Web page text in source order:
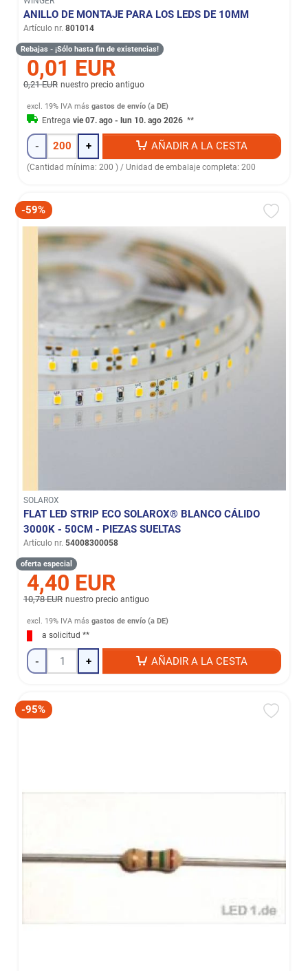
ANILLO DE MONTAJE PARA LOS LEDS DE 10MM
Artículo nr. 801014
Rebajas - ¡Sólo hasta fin de existencias!
0,01 EUR
0,21 EUR nuestro precio antiguo
excl. 19% IVA másgastos de envío (a DE)
Entregavie 07. ago - lun 10. ago 2026 **
- + AÑADIR A LA CESTA
(Cantidad mínima: 200 ) / Unidad de embalaje completa: 200
-59%
SOLAROX
FLAT LED STRIP ECO SOLAROX® BLANCO CÁLIDO
3000K - 50CM - PIEZAS SUELTAS
Artículo nr. 54008300058
oferta especial
4,40 EUR
10,78 EUR nuestro precio antiguo
excl. 19% IVA másgastos de envío (a DE)
a solicitud **
- + AÑADIR A LA CESTA
-95%